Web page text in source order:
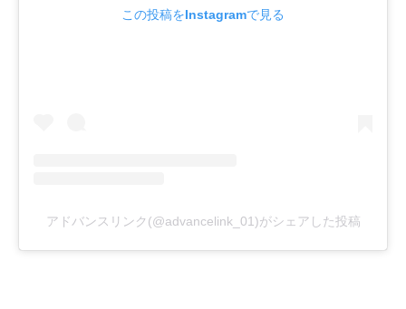
この投稿をInstagramで見る
アドバンスリンク(@advancelink_01)がシェアした投稿